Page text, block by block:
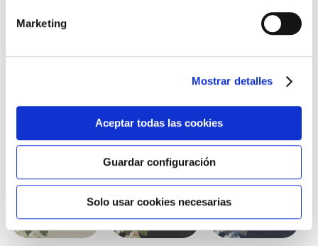
Marketing
Mostrar detalles
Aceptar todas las cookies
Guardar configuración
Solo usar cookies necesarias